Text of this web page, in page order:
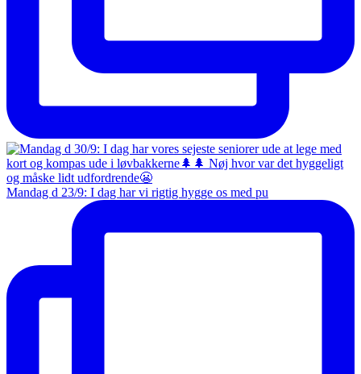
Mandag d 23/9: I dag har vi rigtig hygge os med pu